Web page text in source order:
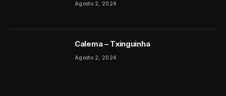
Agosto 2, 2024
Calema – Txinguinha
Agosto 2, 2024